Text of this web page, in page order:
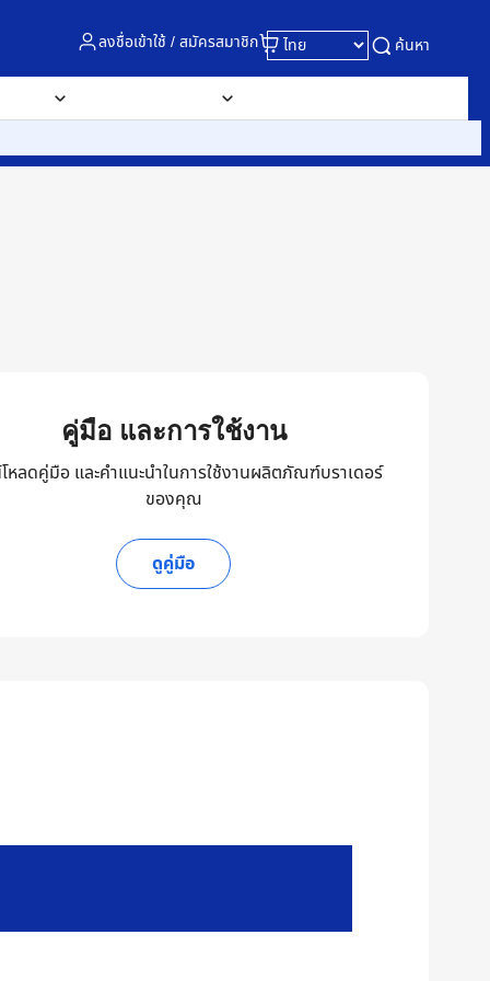
ลงชื่อเข้าใช้ / สมัครสมาชิก ค้นหา
คู่มือ และการใช้งาน
หลดคู่มือ และคำแนะนำในการใช้งานผลิตภัณฑ์บราเดอร์
ของคุณ
ดูคู่มือ